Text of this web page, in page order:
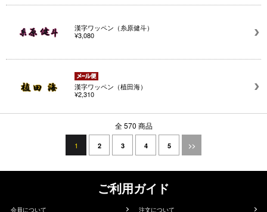
漢字ワッペン（糸原健斗）
¥3,080
漢字ワッペン（植田海）
¥2,310
全 570 商品
1 2 3 4 5 >>
ご利用ガイド
会員について 注文について